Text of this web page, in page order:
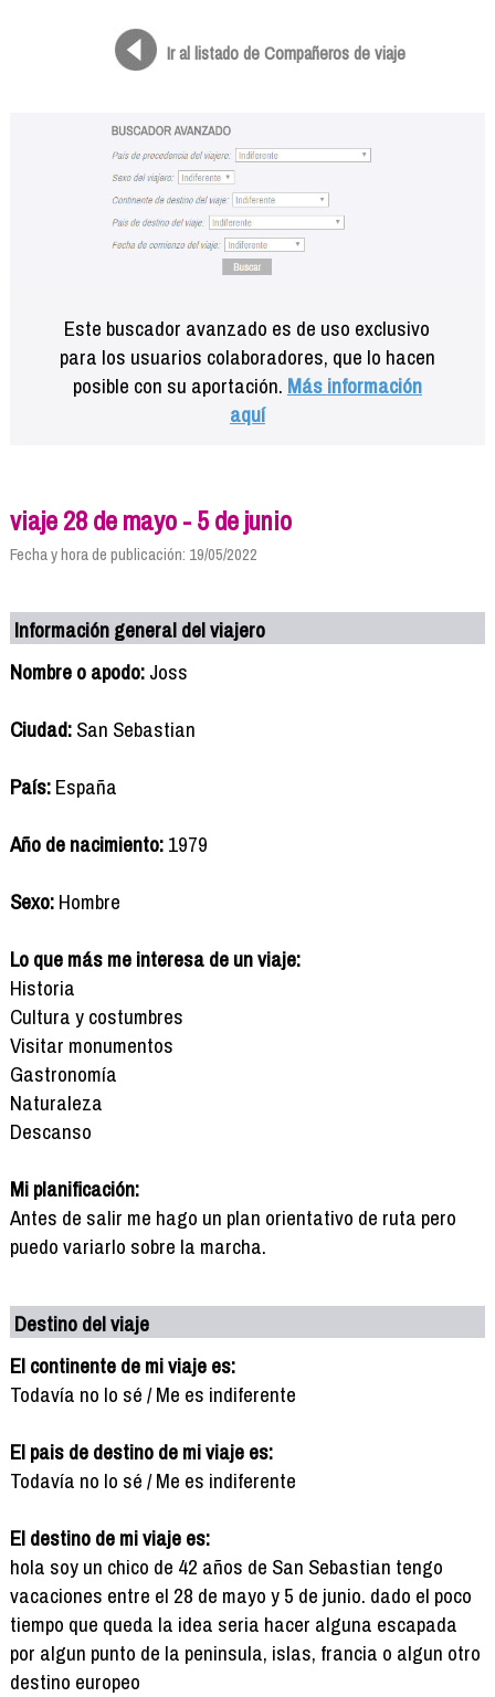
Ir al listado de Compañeros de viaje
Este buscador avanzado es de uso exclusivo
para los usuarios colaboradores, que lo hacen
posible con su aportación. Más información
aquí
viaje 28 de mayo - 5 de junio
Fecha y hora de publicación: 19/05/2022
Información general del viajero
Nombre o apodo:Joss
Ciudad:San Sebastian
País:España
Año de nacimiento:1979
Sexo:Hombre
Lo que más me interesa de un viaje:
Historia
Cultura y costumbres
Visitar monumentos
Gastronomía
Naturaleza
Descanso
Mi planificación:
Antes de salir me hago un plan orientativo de ruta pero
puedo variarlo sobre la marcha.
Destino del viaje
El continente de mi viaje es:
Todavía no lo sé / Me es indiferente
El pais de destino de mi viaje es:
Todavía no lo sé / Me es indiferente
El destino de mi viaje es:
hola soy un chico de 42 años de San Sebastian tengo
vacaciones entre el 28 de mayo y 5 de junio. dado el poco
tiempo que queda la idea seria hacer alguna escapada
por algun punto de la peninsula, islas, francia o algun otro
destino europeo